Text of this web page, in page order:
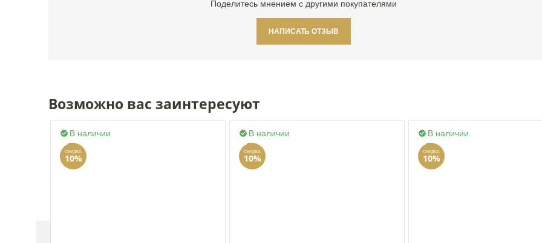
Поделитесь мнением с другими покупателями
НАПИСАТЬ ОТЗЫВ
Возможно вас заинтересуют
В наличии

СКИДКА
10%
В наличии

СКИДКА
10%
В наличии

СКИДКА
10%